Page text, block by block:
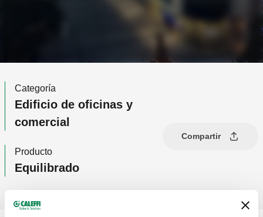
Categoría
Edificio de oficinas y
comercial
Producto
Equilibrado
Compartir